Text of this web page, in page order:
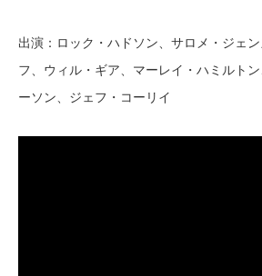
出演：ロック・ハドソン、サロメ・ジェ
フ、ウィル・ギア、マーレイ・ハミルト
ーソン、ジェフ・コーリイ